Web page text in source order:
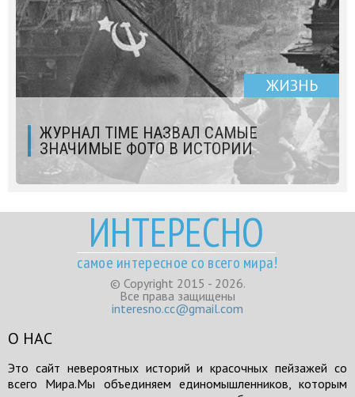
ЖИЗНЬ
ЖУРНАЛ TIME НАЗВАЛ САМЫЕ
ЗНАЧИМЫЕ ФОТО В ИСТОРИИ
ИНТЕРЕСНО
самое интересное со всего мира!
© Copyright 2015 - 2026.
Все права защищены
interesno.cc@gmail.com
О НАС
Это сайт невероятных историй и красочных пейзажей со
всего Мира.Мы объединяем единомышленников, которым